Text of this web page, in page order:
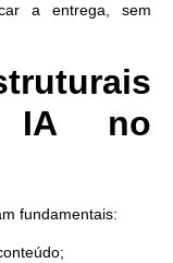
a entrega, sem
IA no
fundamentais: